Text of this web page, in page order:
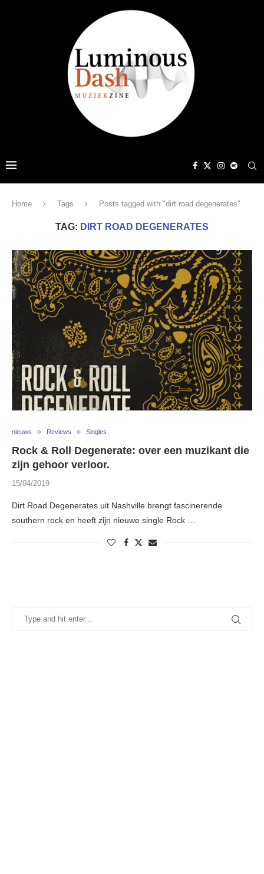
Home Tags Posts tagged with "dirt road degenerates"
TAG: DIRT ROAD DEGENERATES
nieuws Reviews Singles
Rock & Roll Degenerate: over een muzikant die
zijn gehoor verloor.
15/04/2019
Dirt Road Degenerates uit Nashville brengt fascinerende
southern rock en heeft zijn nieuwe single Rock …